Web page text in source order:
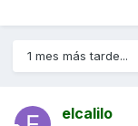
1 mes más tarde...
elcalilo